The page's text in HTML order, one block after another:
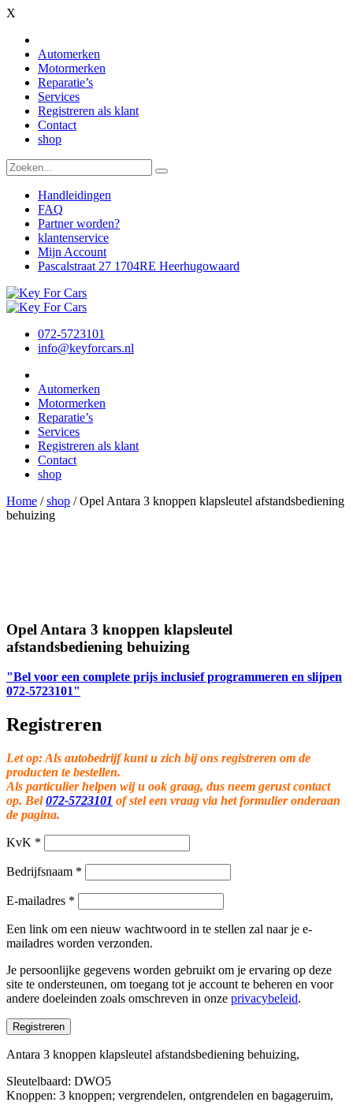
X
Automerken
Motormerken
Reparatie’s
Services
Registreren als klant
Contact
shop
Handleidingen
FAQ
Partner worden?
klantenservice
Mijn Account
Pascalstraat 27 1704RE Heerhugowaard
072-5723101
info@keyforcars.nl
Automerken
Motormerken
Reparatie’s
Services
Registreren als klant
Contact
shop
Home /shop /Opel Antara 3 knoppen klapsleutel afstandsbediening
behuizing
Opel Antara 3 knoppen klapsleutel
afstandsbediening behuizing
"Bel voor een complete prijs inclusief programmeren en slijpen
072-5723101"
Registreren
Let op: Als autobedrijf kunt u zich bij ons registreren om de
producten te bestellen.
Als particulier helpen wij u ook graag, dus neem gerust contact
op. Bel072-5723101 of stel een vraag via het formulier onderaan
de pagina.
KvK *
Bedrijfsnaam *
E-mailadres *
Een link om een nieuw wachtwoord in te stellen zal naar je e-
mailadres worden verzonden.
Je persoonlijke gegevens worden gebruikt om je ervaring op deze
site te ondersteunen, om toegang tot je account te beheren en voor
andere doeleinden zoals omschreven in onze privacybeleid.
Registreren
Antara 3 knoppen klapsleutel afstandsbediening behuizing,
Sleutelbaard: DWO5
Knoppen: 3 knoppen; vergrendelen, ontgrendelen en bagageruim,